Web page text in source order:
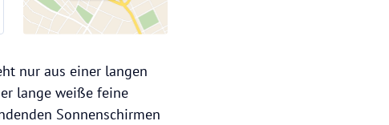
nur aus einer langen
lange weiße feine
Sonnenschirmen